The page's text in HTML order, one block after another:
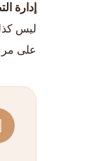
إدارة
ليس
على مر